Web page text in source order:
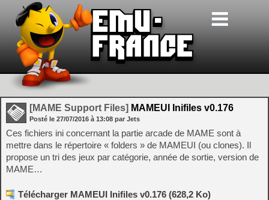
[MAME Support Files] MAMEUI Inifiles v0.176
Posté le 27/07/2016 à 13:08 par Jets
Ces fichiers ini concernant la partie arcade de MAME sont à
mettre dans le répertoire « folders » de MAMEUI (ou clones). Il
propose un tri des jeux par catégorie, année de sortie, version de
MAME…
Télécharger MAMEUI Inifiles v0.176 (628,2 Ko)